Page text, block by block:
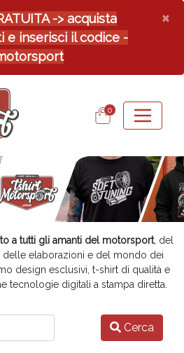
-> acquista
e inserisci il codice -
×
0
a tutti gli amanti del motorsport, del
delle elaborazioni e del mondo dei
design esclusivi, t-shirt di qualità e
tecnologie digitali a stampa diretta.
Cerca